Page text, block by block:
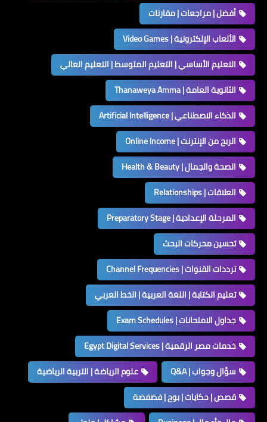
أفضل | مراجعات | مقارنات
الألعاب الإلكترونية | Video Games
التعليم الأساسي | التعليم المتوسط | التعليم العالي
الثانوية العامة | Thanaweya Amma
الذكاء الاصطناعي | Artificial Intelligence
الربح من الإنترنت | Online Income
الصحة والجمال | Health & Beauty
العلاقات | Relationships
المرحلة الإعدادية | Preparatory Stage
تحسين محركات البحث
ترددات القنوات | Channel Frequencies
تعليم الكتابة | اللغة العربية | الخط العربي
جداول الامتحانات | Exam Schedules
خدمات مصر الرقمية | Egypt Digital Services
سؤال وجواب | Q&A
علوم الرياضة | التربية الرياضية
قصص | حكايات | بوح | فضفضة